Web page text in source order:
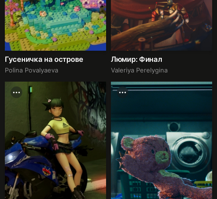
Гусеничка на острове
Polina Povalyaeva
Люмир: Финал
Valeriya Perelygina